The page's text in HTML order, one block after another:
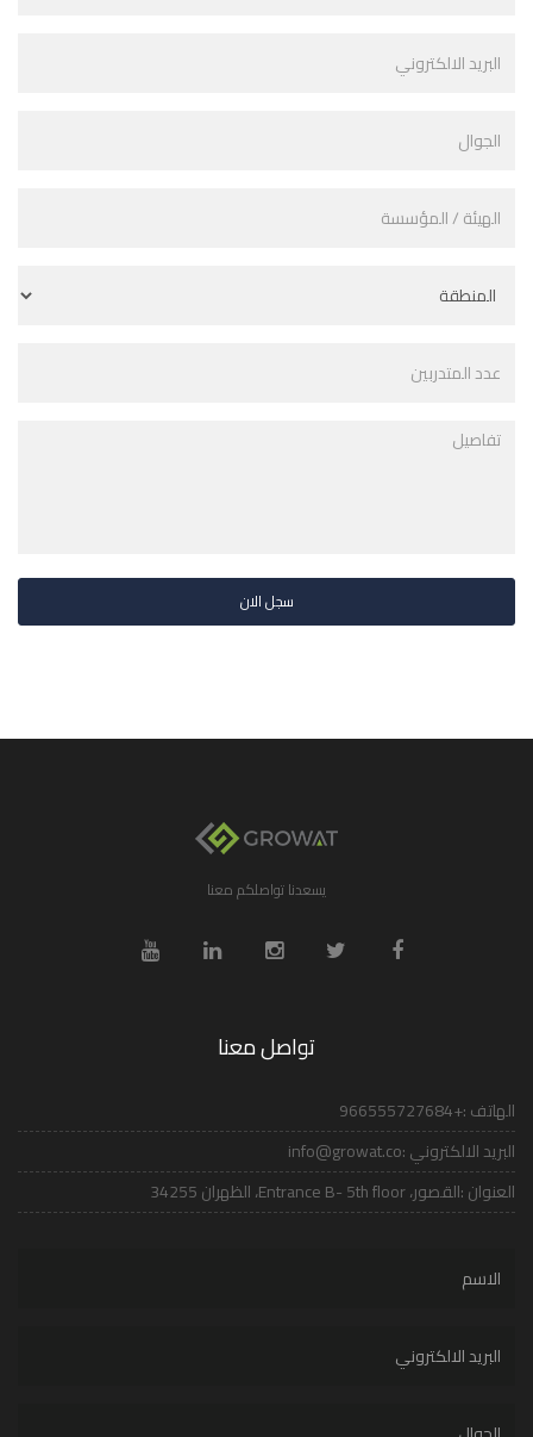
سجل الان
يسعدنا تواصلكم معنا
تواصل معنا
الهاتف :+966555727684
البريد الالكتروني :info@growat.co
العنوان :القصور، Entrance B- 5th floor، الظهران 34255